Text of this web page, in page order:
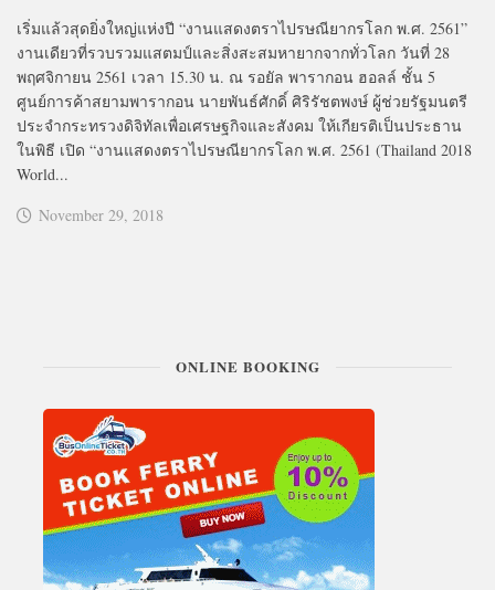
เริ่มแล้วสุดยิ่งใหญ่แห่งปี “งานแสดงตราไปรษณียากรโลก พ.ศ. 2561”
งานเดียวที่รวบรวมแสตมป์และสิ่งสะสมหายากจากทั่วโลก วันที่ 28
พฤศจิกายน 2561 เวลา 15.30 น. ณ รอยัล พารากอน ฮอลล์ ชั้น 5
ศูนย์การค้าสยามพารากอน นายพันธ์ศักดิ์ ศิริรัชตพงษ์ ผู้ช่วยรัฐมนตรี
ประจำกระทรวงดิจิทัลเพื่อเศรษฐกิจและสังคม ให้เกียรติเป็นประธาน
ในพิธี เปิด “งานแสดงตราไปรษณียากรโลก พ.ศ. 2561 (Thailand 2018
World...
November 29, 2018
ONLINE BOOKING